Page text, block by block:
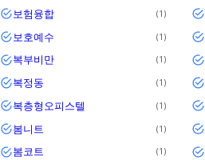
보험융합 1
보호예수 1
복부비만 1
복정동 1
복층형오피스텔 1
봄니트 1
봄코트 1